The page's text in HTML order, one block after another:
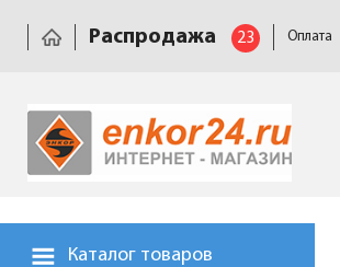
Распродажа 23 Оплата
Каталог товаров